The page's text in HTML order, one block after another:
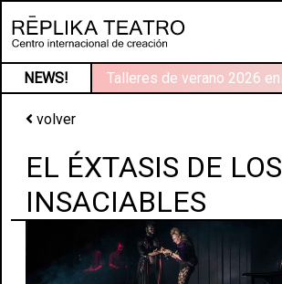
NEWS! Talleres de verano 2026
volver
EL ÉXTASIS DE LOS
INSACIABLES